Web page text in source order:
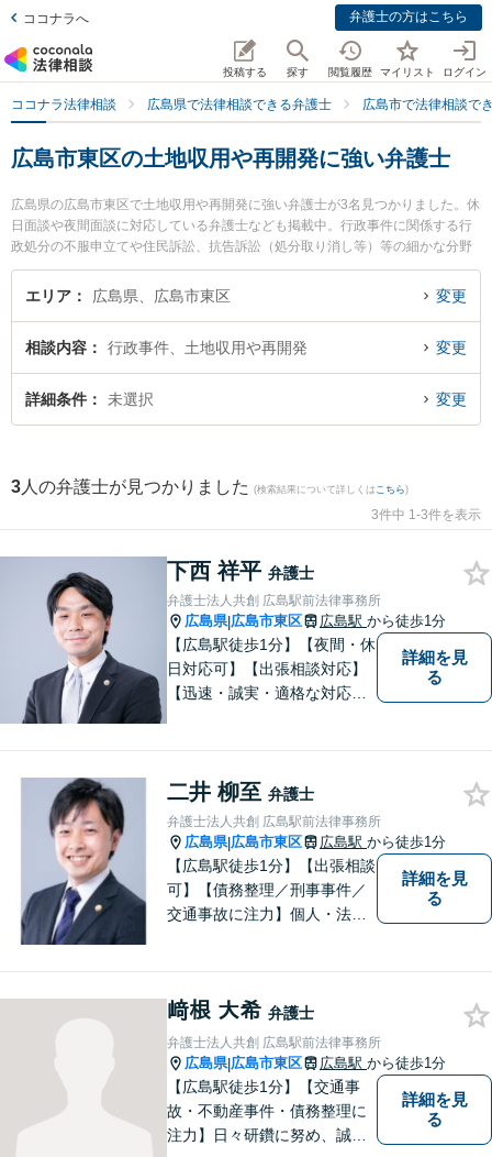
ココナラへ 弁護士の方はこちら
投稿する 探す 閲覧履歴 マイリスト ログイン
ココナラ法律相談 広島県で法律相談できる弁護士 広島市で法律相談で
広島市東区の土地収用や再開発に強い弁護士
広島県の広島市東区で土地収用や再開発に強い弁護士が3名見つかりました。休
日面談や夜間面談に対応している弁護士なども掲載中。行政事件に関係する行
政処分の不服申立てや住民訴訟、抗告訴訟（処分取り消し等）等の細かな分野
での絞り込み検索もでき便利です。特に弁護士法人共創 広島駅前法律事務所の
下西 祥平弁護士や弁護士法人共創 広島駅前法律事務所の二井 柳至弁護士、弁
土地収用や再開発のトラブルを今すぐに弁護士に相談したい』『土地収用や再
開発のトラブル解決の実績豊富な近くの弁護士を検索したい』『初回相談無料
で土地収用や再開発を法律相談できる広島市東区内の弁護士に相談予約した
エリア 広島県、広島市東区 変更
相談内容 行政事件、土地収用や再開発 変更
詳細条件 未選択 変更
3 人の弁護士が見つかりました (検索結果について詳しくは こちら)
3件中 1-3件を表示
下西 祥平 弁護士
弁護士法人共創 広島駅前法律事務所
広島県|広島市東区 広島駅 から徒歩1分
【広島駅徒歩1分】【夜間・休
日対応可】【出張相談対応】
【迅速・誠実・適格な対応】
重視しています。また、弊事
務所は迅速な対応・回答を最
優先にしています。
詳細を見
る
二井 柳至 弁護士
弁護士法人共創 広島駅前法律事務所
広島県|広島市東区 広島駅 から徒歩1分
【広島駅徒歩1分】【出張相談
可】【債務整理／刑事事件／
交通事故に注力】個人・法人
の「平和」が実現できるよ
う、依頼者一人ひとりに寄り
添い、解決へ導きます。
詳細を見
る
﨑根 大希 弁護士
弁護士法人共創 広島駅前法律事務所
広島県|広島市東区 広島駅 から徒歩1分
【広島駅徒歩1分】【交通事
故・不動産事件・債務整理に
注力】日々研鑽に努め、誠実
詳細を見
る